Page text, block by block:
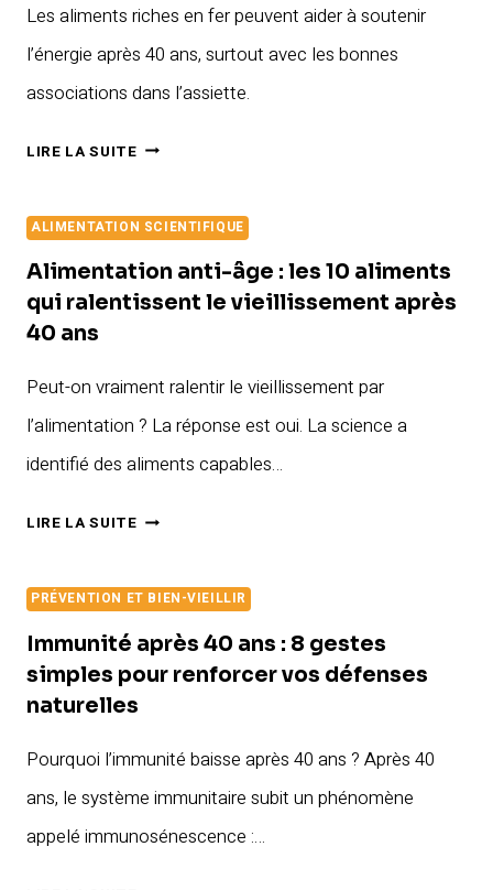
Les aliments riches en fer peuvent aider à soutenir
l’énergie après 40 ans, surtout avec les bonnes
associations dans l’assiette.
LIRE LA SUITEFER
:
LES
ALIMENTS
VOTRE
ÉNERGIE
APRÈS
ANS
ALIMENTATION SCIENTIFIQUE
Alimentation anti-âge : les 10 aliments
qui ralentissent le vieillissement après
40 ans
Peut-on vraiment ralentir le vieillissement par
l’alimentation ? La réponse est oui. La science a
identifié des aliments capables…
LIRE LA SUITEALIMENTATION
:
LES
10
ALIMENTS
RALENTISSENT
LE
VIEILLISSEMENT
PRÉVENTION ET BIEN-VIEILLIR
Immunité après 40 ans : 8 gestes
simples pour renforcer vos défenses
naturelles
Pourquoi l’immunité baisse après 40 ans ? Après 40
ans, le système immunitaire subit un phénomène
appelé immunosénescence :…